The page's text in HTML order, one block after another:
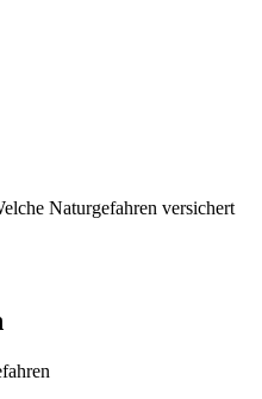
Naturgefahren versichert